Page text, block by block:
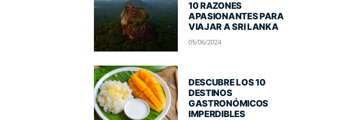
10 RAZONES
APASIONANTES PARA
VIAJAR A SRI LANKA
05/06/2024
DESCUBRE LOS 10
DESTINOS
GASTRONÓMICOS
IMPERDIBLES